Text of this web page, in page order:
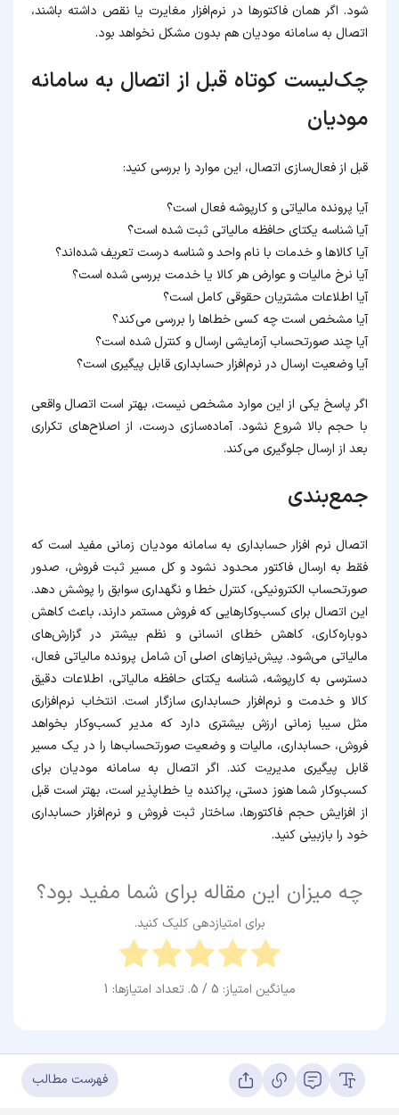
شود. اگر همان فاکتورها در نرم‌افزار مغایرت یا نقص داشته باشند،
اتصال به سامانه مودیان هم بدون مشکل نخواهد بود.
چک‌لیست کوتاه قبل از اتصال به سامانه
مودیان
قبل از فعال‌سازی اتصال، این موارد را بررسی کنید:
آیا پرونده مالیاتی و کارپوشه فعال است؟
آیا شناسه یکتای حافظه مالیاتی ثبت شده است؟
آیا کالاها و خدمات با نام واحد و شناسه درست تعریف شده‌اند؟
آیا نرخ مالیات و عوارض هر کالا یا خدمت بررسی شده است؟
آیا اطلاعات مشتریان حقوقی کامل است؟
آیا مشخص است چه کسی خطاها را بررسی می‌کند؟
آیا چند صورتحساب آزمایشی ارسال و کنترل شده است؟
آیا وضعیت ارسال در نرم‌افزار حسابداری قابل پیگیری است؟
اگر پاسخ یکی از این موارد مشخص نیست، بهتر است اتصال واقعی
با حجم بالا شروع نشود. آماده‌سازی درست، از اصلاح‌های تکراری
بعد از ارسال جلوگیری می‌کند.
جمع‌بندی
اتصال نرم افزار حسابداری به سامانه مودیان زمانی مفید است که
فقط به ارسال فاکتور محدود نشود و کل مسیر ثبت فروش، صدور
صورتحساب الکترونیکی، کنترل خطا و نگهداری سوابق را پوشش دهد.
این اتصال برای کسب‌وکارهایی که فروش مستمر دارند، باعث کاهش
دوباره‌کاری، کاهش خطای انسانی و نظم بیشتر در گزارش‌های
مالیاتی می‌شود. پیش‌نیازهای اصلی آن شامل پرونده مالیاتی فعال،
دسترسی به کارپوشه، شناسه یکتای حافظه مالیاتی، اطلاعات دقیق
کالا و خدمت و نرم‌افزار حسابداری سازگار است. انتخاب نرم‌افزاری
مثل سیبا زمانی ارزش بیشتری دارد که مدیر کسب‌وکار بخواهد
فروش، حسابداری، مالیات و وضعیت صورتحساب‌ها را در یک مسیر
قابل پیگیری مدیریت کند. اگر اتصال به سامانه مودیان برای
کسب‌وکار شما هنوز دستی، پراکنده یا خطاپذیر است، بهتر است قبل
از افزایش حجم فاکتورها، ساختار ثبت فروش و نرم‌افزار حسابداری
خود را بازبینی کنید.
چه میزان این مقاله برای شما مفید بود؟
برای امتیازدهی کلیک کنید.
میانگین امتیاز: 5/ 5. تعداد امتیازها: 1
سوالات متداول
آیا برای اتصال نرم افزار حسابداری به سامانه مودیان حتماً باید
فهرست مطالب